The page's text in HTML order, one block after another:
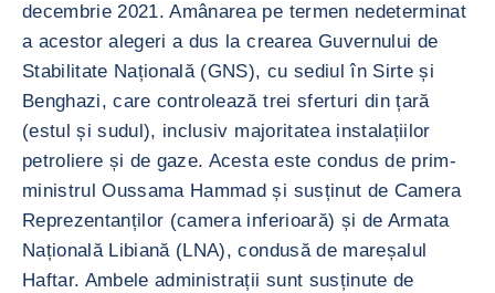
decembrie 2021. Amânarea pe termen nedeterminat
a acestor alegeri a dus la crearea Guvernului de
Stabilitate Națională (GNS), cu sediul în Sirte și
Benghazi, care controlează trei sferturi din țară
(estul și sudul), inclusiv majoritatea instalațiilor
petroliere și de gaze. Acesta este condus de prim-
ministrul Oussama Hammad și susținut de Camera
Reprezentanților (camera inferioară) și de Armata
Națională Libiană (LNA), condusă de mareșalul
Haftar. Ambele administrații sunt susținute de